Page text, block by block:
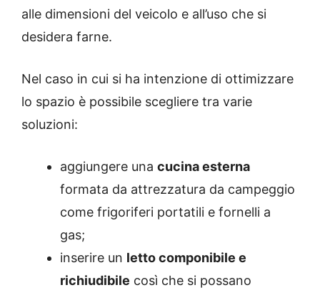
alle dimensioni del veicolo e all’uso che si
desidera farne.
Nel caso in cui si ha intenzione di ottimizzare
lo spazio è possibile scegliere tra varie
soluzioni:
aggiungere una cucina esterna
formata da attrezzatura da campeggio
come frigoriferi portatili e fornelli a
gas;
inserire un letto componibile e
richiudibile così che si possano